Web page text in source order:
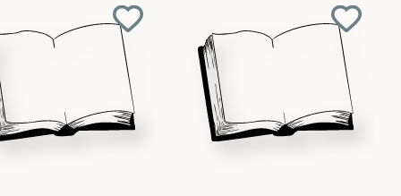
Aggiungi
preferiti
preferiti